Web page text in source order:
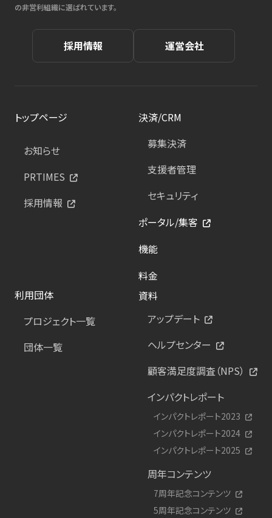
の非営利組織に選ばれています。
採用情報 運営会社
トップページ
お知らせ
PRTIMES
採用情報
決済/CRM
募集決済
支援者管理
セキュリティ
ポータル/集客
機能
料金
利用団体
プロジェクト一覧
団体一覧
資料
アップデート
ヘルプセンター
顧客満足度調査（NPS）
インパクトレポート
インパクトレポート2023
インパクトレポート2024
インパクトレポート2025
周年コンテンツ
7周年記念コンテンツ
5周年記念コンテンツ